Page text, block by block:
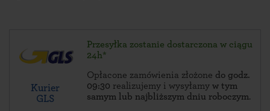
Kurier
GLS
Przesyłka zostanie dostarczona w ciągu
24h*
Opłacone zamówienia złożone do godz.
09:30 realizujemy i wysyłamy w tym
samym lub najbliższym dniu roboczym.